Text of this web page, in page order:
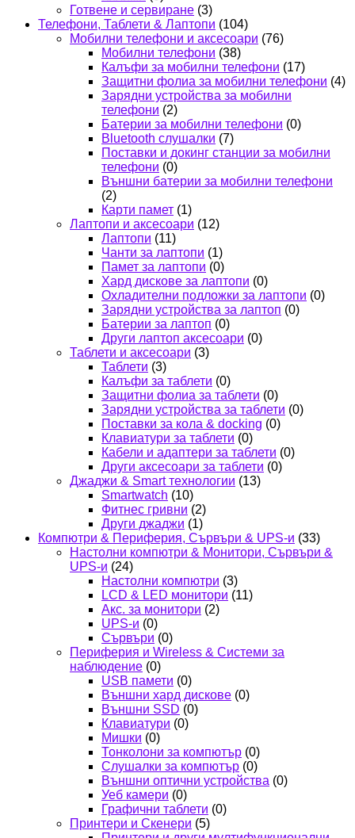
Готвене и сервиране (3)
Телефони, Таблети & Лаптопи (104)
Мобилни телефони и аксесоари (76)
Мобилни телефони (38)
Калъфи за мобилни телефони (17)
Защитни фолиа за мобилни телефони (4)
Зарядни устройства за мобилни
телефони (2)
Батерии за мобилни телефони (0)
Bluetooth слушалки (7)
Поставки и докинг станции за мобилни
телефони (0)
Външни батерии за мобилни телефони
(2)
Карти памет (1)
Лаптопи и аксесоари (12)
Лаптопи (11)
Чанти за лаптопи (1)
Памет за лаптопи (0)
Хард дискове за лаптопи (0)
Охладителни подложки за лаптопи (0)
Зарядни устройства за лаптоп (0)
Батерии за лаптоп (0)
Други лаптоп аксесоари (0)
Таблети и аксесоари (3)
Таблети (3)
Калъфи за таблети (0)
Защитни фолиа за таблети (0)
Зарядни устройства за таблети (0)
Поставки за кола & docking (0)
Клавиатури за таблети (0)
Кабели и адаптери за таблети (0)
Други аксесоари за таблети (0)
Джаджи & Smart технологии (13)
Smartwatch (10)
Фитнес гривни (2)
Други джаджи (1)
Компютри & Периферия, Сървъри & UPS-и (33)
Настолни компютри & Монитори, Сървъри &
UPS-и (24)
Настолни компютри (3)
LCD & LED монитори (11)
Акс. за монитори (2)
UPS-и (0)
Сървъри (0)
Периферия и Wireless & Системи за
наблюдение (0)
USB памети (0)
Външни хард дискове (0)
Външни SSD (0)
Клавиатури (0)
Мишки (0)
Тонколони за компютър (0)
Слушалки за компютър (0)
Външни оптични устройства (0)
Уеб камери (0)
Графични таблети (0)
Принтери и Скенери (5)